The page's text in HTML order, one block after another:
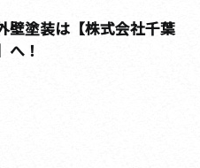
塗装は【株式会社千葉
へ！